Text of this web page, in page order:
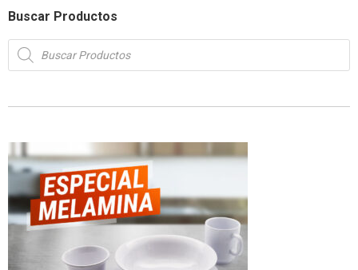
Buscar Productos
Búsqueda
de
productos